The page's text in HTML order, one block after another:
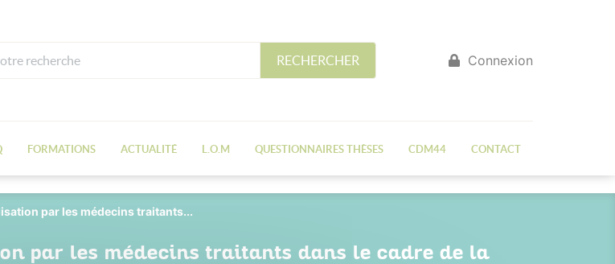
RECHERCHER Connexion
FORMATIONS ACTUALITÉ L.O.M QUESTIONNAIRES THÈSES CDM44 CONTACT
par les médecins traitants...
par les médecins traitants dans le cadre de la